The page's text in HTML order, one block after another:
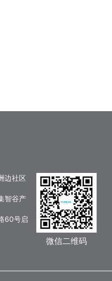
边社区
智谷产
60号启
微信二维码